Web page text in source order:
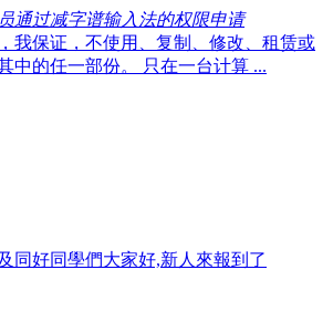
通过减字谱输入法的权限申请
我保证，不使用、复制、修改、租赁或
中的任一部份。 只在一台计算 ...
同好同學們大家好,新人來報到了